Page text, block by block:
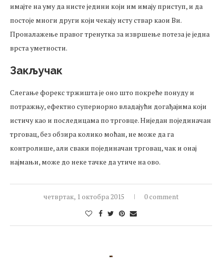
имајте на уму да нисте једини који им имају приступ, и да
постоје многи други који чекају исту ствар каои Ви.
Проналажење правог тренутка за извршење потеза је једна
врста уметности.
Закључак
Слегање форекс тржишта је оно што покреће понуду и
потражњу, ефектно супериорно владајући догађајима који
истичу као и последицама по трговце. Ниједан појединачан
трговац, без обзира колико моћан, не може да га
контролише, али сваки појединачан трговац, чак и онај
најмањи, може до неке тачке да утиче на ово.
четвртак, 1 октобра 2015 0 comment